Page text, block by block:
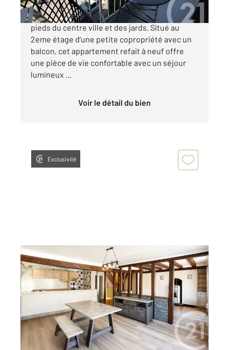
Châlons en Champagne - A quelques minutes à
pieds du centre ville et des jards. Situé au
2eme étage d'une petite copropriété avec un
balcon, cet appartement refait à neuf offre
une pièce de vie confortable avec un séjour
lumineux ...
Voir le détail du bien
Exclusivité
CHALONS EN CHAMPAGNE 51
123 m2, 4 pièces
Ref : 7862
Appartement F4 à vendre
129 000 €
Vous recherchez un bien de caractère en plein